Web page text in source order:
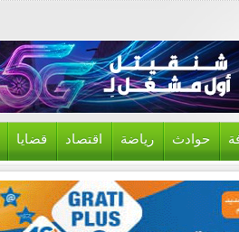
حوادث رياضة اقتصاد قضايا